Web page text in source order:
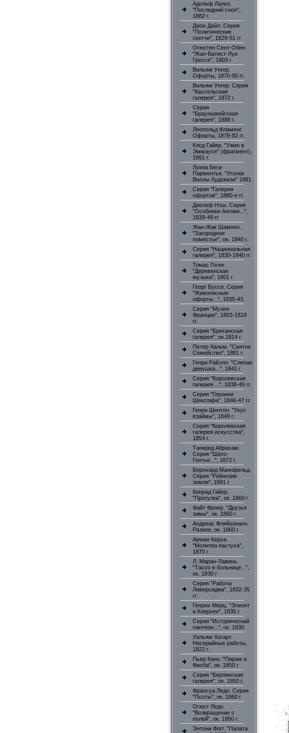
Адольф Лалоз.
"Последний сноп",
1882 г.
Джон Дойл. Серия
"Политические
скетчи", 1829-51 гг
Огюстен Сент-Обен.
"Жан-Батист-Луи
Грессе", 1803 г
Вильям Унгер.
Офорты, 1870-90 гг.
Вильям Унгер. Серия
"Кассельская
галерея", 1872 г.
Серия
"Брауншвейгская
галерея", 1888 г.
Леопольд Фламенг.
Офорты, 1878-82 гг.
Клод Гайяр. "Ужин в
Эммаусе" (фрагмент),
1891 г.
Луиза Бега-
Парментье. "Уголок
Виллы Лудовизи" 1881
Серия "Галерея
офортов", 1880-е гг.
Джозеф Нэш. Серия
"Особняки Англии...",
1839-49 гг
Жан-Жак Шампен.
"Загородное
поместье", ок. 1840 г.
Серия "Национальная
галерея", 1830-1840 гг.
Томас Гоген.
"Деревенская
музыка", 1801 г.
Георг Буссе. Серия
"Живописные
офорты...", 1835-43
Серия "Музеи
Франции", 1803-1818
гг.
Серия "Британская
галерея", ок.1814 г.
Петер Хальм. "Святое
Семейство", 1881 г.
Генри Райэлл. "Слепая
девушка...", 1841 г.
Серия "Королевская
галерея ...", 1838-49 гг.
Серия "Героини
Шекспира", 1846-47 гг.
Генри Шентон. "Укус
взаймы", 1849 г.
Серия "Королевская
галерея искусства",
1854 г.
Танкред Абрахам.
Серия "Шато-
Гонтье...", 1872 г.
Бернхард Маннфельд.
Серия "Рейнские
земли", 1891 г
Конрад Гайер.
"Прогулка", ок. 1860 г.
Файт Фроер. "Друзья
зимы", ок. 1860 г.
Андреас Фляйшманн.
Разное, ок. 1860 г.
Арман Керуа.
"Молитва пастуха",
1870 г.
Л. Маран-Лавинь.
"Тассо в больнице...",
ок. 1830 г
Серия "Работы
Ливерсиджа", 1832-35
гг.
Генрих Мерц. "Эгмонт
и Клерхен", 1835 г.
Серия "Исторический
пантеон...", ок. 1830
Уильям Хогарт.
Несерийные работы,
1822 г.
Пьер Кано. "Пирам и
Фисба", ок. 1850 г.
Серия "Берлинская
галерея", ок. 1850 г.
Франсуа Ледо. Серия
"Поэты", ок. 1860 г.
Огюст Ледо.
"Возвращение с
полей", ок. 1850 г.
Энтони Фогг. "Палата